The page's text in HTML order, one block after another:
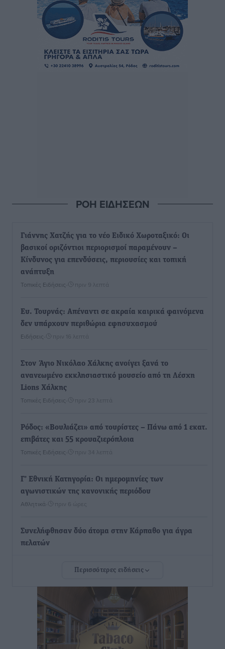
ΡΟΗ ΕΙΔΗΣΕΩΝ
Γιάννης Χατζής για το νέο Ειδικό Χωροταξικό: Οι
βασικοί οριζόντιοι περιορισμοί παραμένουν –
Κίνδυνος για επενδύσεις, περιουσίες και τοπική
ανάπτυξη
Τοπικές Ειδήσεις πριν 9 λεπτά
Ευ. Τουρνάς: Απέναντι σε ακραία καιρικά φαινόμενα
δεν υπάρχουν περιθώρια εφησυχασμού
Ειδήσεις πριν 16 λεπτά
Στον Άγιο Νικόλαο Χάλκης ανοίγει ξανά το
ανανεωμένο εκκλησιαστικό μουσείο από τη Λέσχη
Lions Χάλκης
Τοπικές Ειδήσεις πριν 23 λεπτά
Ρόδος: «Βουλιάζει» από τουρίστες – Πάνω από 1 εκατ.
επιβάτες και 55 κρουαζιερόπλοια
Τοπικές Ειδήσεις πριν 34 λεπτά
Γ’ Εθνική Κατηγορία: Οι ημερομηνίες των
αγωνιστικών της κανονικής περιόδου
Αθλητικά πριν 6 ώρες
Συνελήφθησαν δύο άτομα στην Κάρπαθο για άγρα
πελατών
Αθλητικά
Ο Πελεκάνος, οι ανεμογεννήτριες και μια κοινότητα
που κανείς δεν ρώτησε
Περισσότερες ειδήσεις